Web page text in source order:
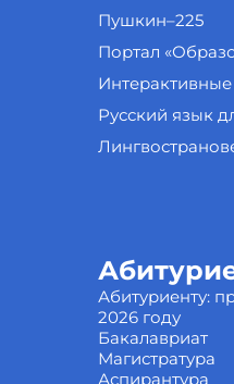
Пушкин–225
Портал
Русский язык
Абитуриенту:
2026 году
Бакалавриат
Магистратура
Аспирантура